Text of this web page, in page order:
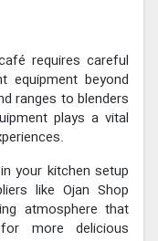
requires careful
equipment beyond
ranges to blenders
plays a vital
your kitchen setup
like Ojan Shop
atmosphere that
more delicious